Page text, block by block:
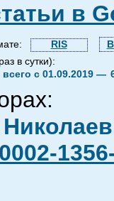
в
RIS
в сутки):
всего с 01.09.2019 —